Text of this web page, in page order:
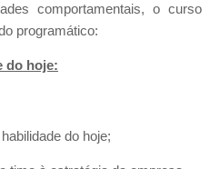
comportamentais, o curso
programático:
do hoje:
do hoje;